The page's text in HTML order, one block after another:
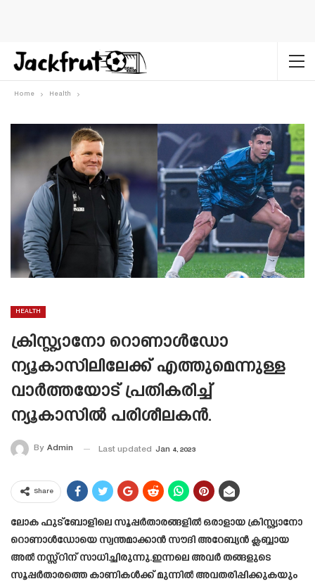
Home Health
HEALTH
ക്രിസ്റ്റ്യാനോ റൊണാൾഡോ
ന്യൂകാസിലിലേക്ക് എത്തുമെന്നുള്ള
വാർത്തയോട് പ്രതികരിച്ച്
ന്യൂകാസിൽ പരിശീലകൻ.
By Admin Last updated Jan 4, 2023
Share
ലോക ഫുട്ബോളിലെ സൂപ്പർതാരങ്ങളിൽ ഒരാളായ ക്രിസ്റ്റ്യാനോ
റൊണാൾഡോയെ സ്വന്തമാക്കാൻ സൗദി അറേബ്യൻ ക്ലബ്ബായ
അൽ നസ്സ്റിന് സാധിച്ചിരുന്നു.ഇന്നലെ അവർ തങ്ങളുടെ
സൂപ്പർതാരത്തെ കാണികൾക്ക് മുന്നിൽ അവതരിപ്പിക്കുകയും